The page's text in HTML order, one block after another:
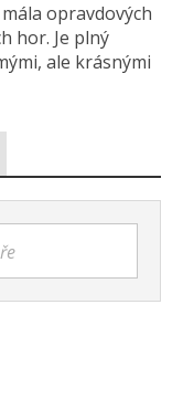
opravdových
hor. Je plný
ale krásnými